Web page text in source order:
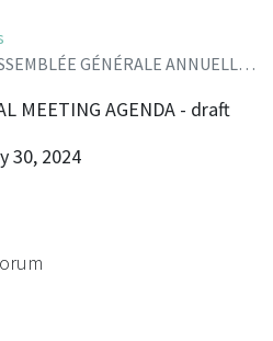
GÉNÉRALE ANNUELLE VIRTUELLE - project
MEETING AGENDA - draft
30, 2024